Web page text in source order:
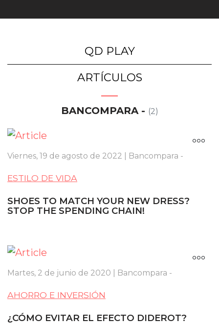
QD PLAY
ARTÍCULOS
BANCOMPARA - (2)
Viernes, 19 de agosto de 2022 | Bancompara -
ESTILO DE VIDA
SHOES TO MATCH YOUR NEW DRESS?
STOP THE SPENDING CHAIN!
Martes, 2 de junio de 2020 | Bancompara -
AHORRO E INVERSIÓN
¿CÓMO EVITAR EL EFECTO DIDEROT?